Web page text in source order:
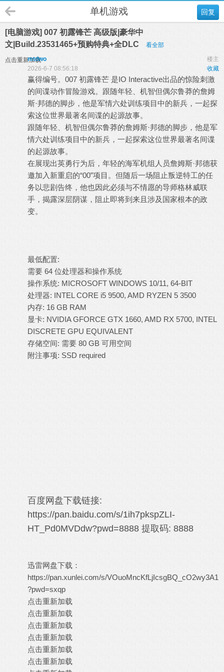
回复
单机游戏
[电脑游戏] 007 初露锋芒 高级版|豪华中
文|Build.23531465+预购特典+全DLC
看全部
点击重新加载 楼主
mtdwo
收藏
2026-6-7 08:56:18
赢得编号。007 初露锋芒 是IO Interactive出品的惊险刺激
的间谍动作冒险游戏。跟随年轻、机智但偶尔鲁莽的詹姆
斯·邦德的脚步，他是军情六处训练项目中的新兵，一起探
索这位世界最著名间谍的起源故事。
跟随年轻、机智但偶尔鲁莽的詹姆斯·邦德的脚步，他是军
情六处训练项目中的新兵，一起探索这位世界最著名间谍
的起源故事。
在展现出英勇行为后，年轻的海军机组人员詹姆斯·邦德获
邀加入新重启的“00”项目。但随后一场阻止叛逆特工的任
务以悲剧告终，他也因此必须与不情愿的导师格林威联
手，揭露深层阴谋，阻止即将到来且涉及国家根本的政
变。
最低配置:
需要 64 位处理器和操作系统
操作系统: MICROSOFT WINDOWS 10/11, 64-BIT
处理器: INTEL CORE i5 9500, AMD RYZEN 5 3500
内存: 16 GB RAM
显卡: NVIDIA GFORCE GTX 1660, AMD RX 5700, INTEL
DISCRETE GPU EQUIVALENT
存储空间: 需要 80 GB 可用空间
附注事项: SSD required
百度网盘下载链接:
https://pan.baidu.com/s/1ih7pkspZLI-
HT_Pd0MVDdw?pwd=8888 提取码: 8888
迅雷网盘下载：
https://pan.xunlei.com/s/VOuoMncKfLjIcsgBQ_cO2wy3A1
?pwd=sxqp
点击重新加载
点击重新加载
点击重新加载
点击重新加载
点击重新加载
点击重新加载